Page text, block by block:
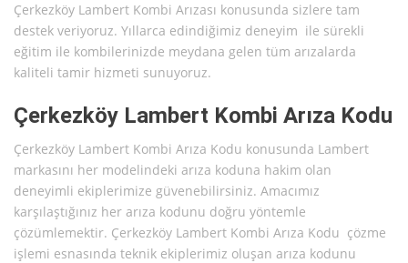
Çerkezköy Lambert Kombi Arızası konusunda sizlere tam
destek veriyoruz. Yıllarca edindiğimiz deneyim ile sürekli
eğitim ile kombilerinizde meydana gelen tüm arızalarda
kaliteli tamir hizmeti sunuyoruz.
Çerkezköy Lambert Kombi Arıza Kodu
Çerkezköy Lambert Kombi Arıza Kodu konusunda Lambert
markasını her modelindeki arıza koduna hakim olan
deneyimli ekiplerimize güvenebilirsiniz. Amacımız
karşılaştığınız her arıza kodunu doğru yöntemle
çözümlemektir. Çerkezköy Lambert Kombi Arıza Kodu çözme
işlemi esnasında teknik ekiplerimiz oluşan arıza kodunu